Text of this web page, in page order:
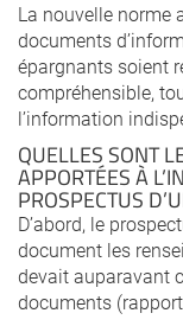
La nouvelle norme
documents
épargnants soient
compréhensible,
l’information
QUELLES SONT
APPORTÉES À
PROSPECTUS
D’abord, le
document les
devait auparavant
documents